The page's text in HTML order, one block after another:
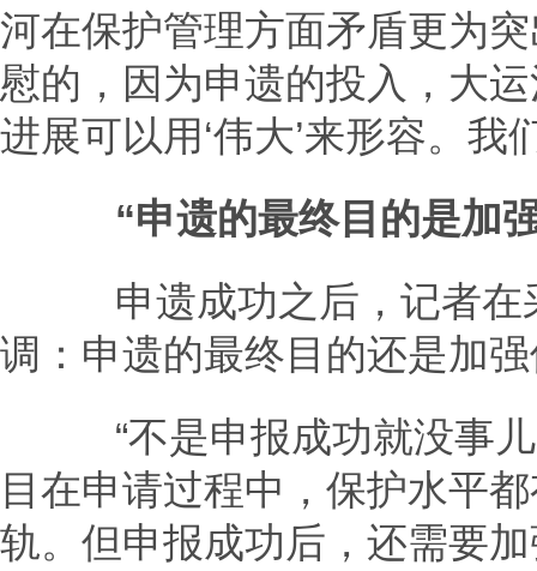
河在保护管理方面矛盾更为
慰的，因为申遗的投入，大
进展可以用‘伟大’来形容。
“申遗的最终目的是加
申遗成功之后，记者在
调：申遗的最终目的还是加
“不是申报成功就没事儿
目在申请过程中，保护水平
轨。但申报成功后，还需要